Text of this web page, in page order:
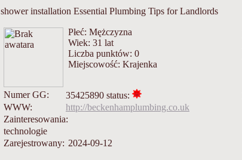
shower installation Essential Plumbing Tips for Landlords
Płeć: Mężczyzna
Wiek: 31 lat
Liczba punktów: 0
Miejscowość: Krajenka
Numer GG:
35425890 status:
WWW:
http://beckenhamplumbing.co.uk
Zainteresowania:
technologie
Zarejestrowany: 2024-09-12